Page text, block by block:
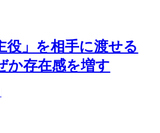
役」を相手に渡せる
か存在感を増す